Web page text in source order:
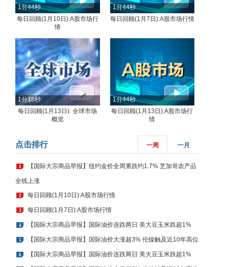
1分44秒
每日回顾(1月10日):A股市场行
情
1分44秒
每日回顾(1月7日):A股市场行情
1分18秒
每日回顾(1月13日): 全球市场
概览
1分44秒
每日回顾(1月13日):A股市场行
情
点击排行 一周 一月
1 【国际大宗商品早报】纽约金价全周累跌约1.7% 芝加哥农产品
全线上涨
2 每日回顾(1月10日):A股市场行情
3 每日回顾(1月7日):A股市场行情
4 【国际大宗商品早报】国际油价连跌两日 美大豆玉米跌超1%
5 【国际大宗商品早报】国际油价大涨超3% 伦镍触及近10年高位
6 【国际大宗商品早报】国际油价连跌两日 美大豆玉米跌超1%